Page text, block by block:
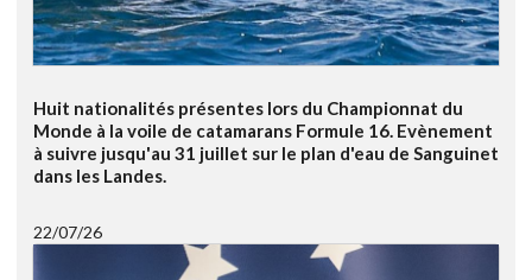
Huit nationalités présentes lors du Championnat du
Monde à la voile de catamarans Formule 16. Evènement
à suivre jusqu'au 31 juillet sur le plan d'eau de Sanguinet
dans les Landes.
22/07/26